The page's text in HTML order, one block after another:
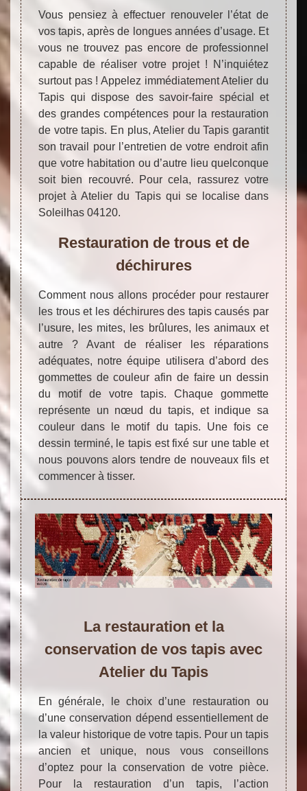
Vous pensiez à effectuer renouveler l’état de
vos tapis, après de longues années d’usage. Et
vous ne trouvez pas encore de professionnel
capable de réaliser votre projet ! N’inquiétez
surtout pas ! Appelez immédiatement Atelier du
Tapis qui dispose des savoir-faire spécial et
des grandes compétences pour la restauration
de votre tapis. En plus, Atelier du Tapis garantit
son travail pour l’entretien de votre endroit afin
que votre habitation ou d’autre lieu quelconque
soit bien recouvré. Pour cela, rassurez votre
projet à Atelier du Tapis qui se localise dans
Soleilhas 04120.
Restauration de trous et de
déchirures
Comment nous allons procéder pour restaurer
les trous et les déchirures des tapis causés par
l’usure, les mites, les brûlures, les animaux et
autre ? Avant de réaliser les réparations
adéquates, notre équipe utilisera d’abord des
gommettes de couleur afin de faire un dessin
du motif de votre tapis. Chaque gommette
représente un nœud du tapis, et indique sa
couleur dans le motif du tapis. Une fois ce
dessin terminé, le tapis est fixé sur une table et
nous pouvons alors tendre de nouveaux fils et
commencer à tisser.
La restauration et la
conservation de vos tapis avec
Atelier du Tapis
En générale, le choix d’une restauration ou
d’une conservation dépend essentiellement de
la valeur historique de votre tapis. Pour un tapis
ancien et unique, nous vous conseillons
d’optez pour la conservation de votre pièce.
Pour la restauration d’un tapis, l’action